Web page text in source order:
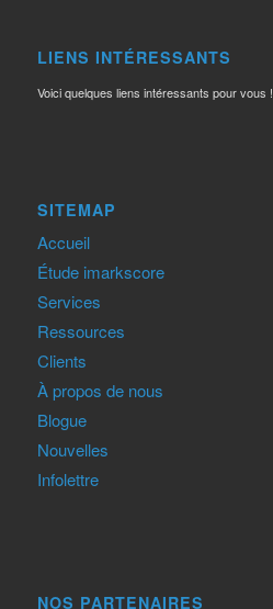
LIENS INTÉRESSANTS
Voici quelques liens intéressants pour vous
SITEMAP
Accueil
Étude imarkscore
Services
Ressources
Clients
À propos de nous
Blogue
Nouvelles
Infolettre
NOS PARTENAIRES